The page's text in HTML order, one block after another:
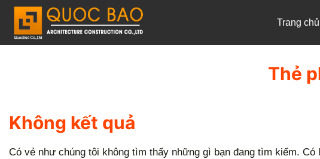
u
Trang chủ
Thẻ
Không kết quả
Có vẻ như chúng tôi không tìm thấy những gì bạn đang tìm kiếm.